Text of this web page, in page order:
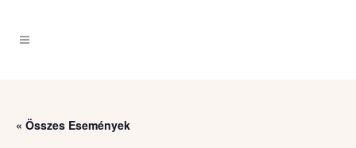
« Összes Események